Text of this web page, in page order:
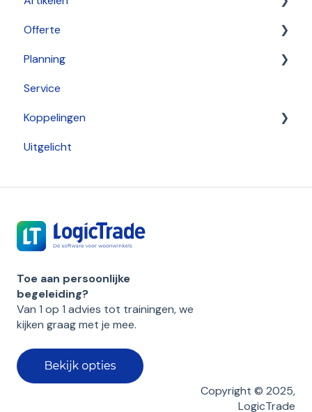
2022
2020
Relaties
Facturatie
Verkoop - Offerte
Inkoop
Logistiek - Inkooporder
Bekijken
Vergelijken
Configuratietabel
Offerte
Rechten
Regels
Zoeken
Aan de slag
Bewerken
Planning
Aan de slag
Bekijken
Inplannen
Beheren
Service
Koppelingen
Unlit
Uitgelicht
Toe aan persoonlijke
begeleiding?
Van 1 op 1 advies tot trainingen, we
kijken graag met je mee.
Copyright © 2025,
LogicTrade